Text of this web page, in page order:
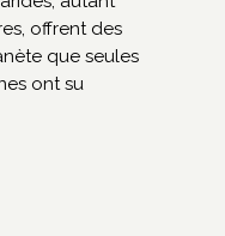
offrent des
que seules
ont su